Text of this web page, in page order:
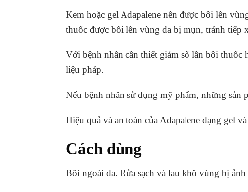
Kem hoặc gel Adapalene nên được bôi lên
thuốc được bôi lên vùng da bị mụn, tránh
Với bệnh nhân cần thiết giảm số lần bôi thuốc
liệu pháp.
Nếu bệnh nhân sử dụng mỹ phẩm, những sản
Hiệu quả và an toàn của Adapalene dạng gel
Cách dùng
Bôi ngoài da. Rửa sạch và lau khô vùng bị